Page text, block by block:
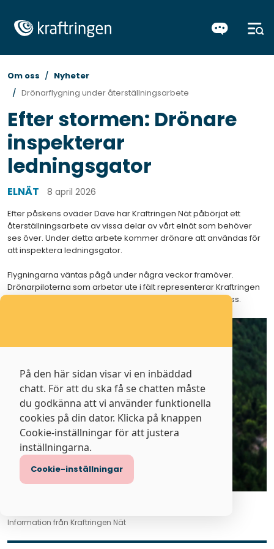
Om oss
Nyheter
Drönarflygning under återställningsarbete
Efter stormen: Drönare
inspekterar
ledningsgator
ELNÄT 8 april 2026
Efter påskens oväder Dave har Kraftringen Nät påbörjat ett
återställningsarbete av vissa delar av vårt elnät som behöver
ses över. Under detta arbete kommer drönare att användas för
att inspektera ledningsgator.
Flygningarna väntas pågå under några veckor framöver.
Drönarpiloterna som arbetar ute i fält representerar Kraftringen
Nät och bär kläder så det är tydligt att de kommer från oss.
Information från Kraftringen Nät
På den här sidan visar vi en inbäddad
chatt. För att du ska få se chatten måste
du godkänna att vi använder funktionella
cookies på din dator. Klicka på knappen
Cookie-inställningar för att justera
inställningarna.
Cookie-inställningar